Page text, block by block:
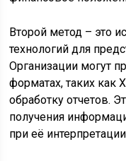
Второй метод – это
технологий для
Организации могут
форматах, таких как
обработку отчетов.
получения
при её